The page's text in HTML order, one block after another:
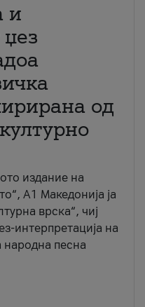
и
од
издание на
А1 Македонија ја
врска“, чиј
интерпретација на
народна песна